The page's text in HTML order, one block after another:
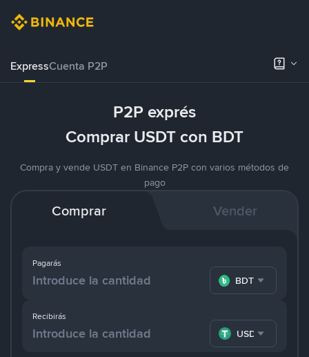
ExpressCuenta P2P
P2P exprés
Comprar USDT con BDT
Compra y vende USDT en Binance P2P con varios métodos de
pago
Comprar Vender
Pagarás
BDT
Recibirás
USDT